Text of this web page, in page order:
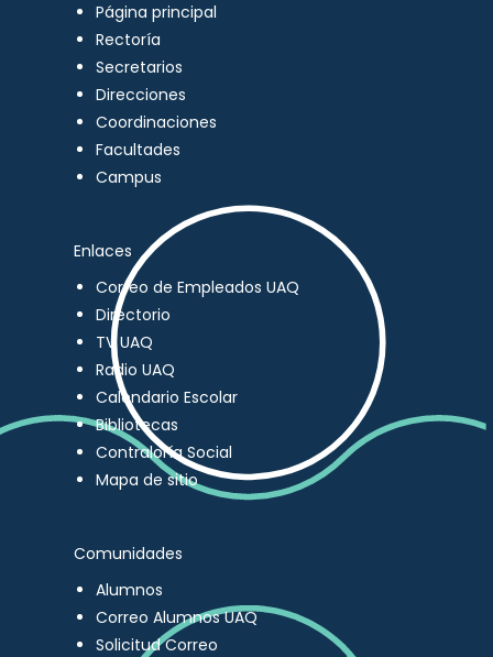
Página principal
Rectoría
Secretarios
Direcciones
Coordinaciones
Facultades
Campus
Enlaces
Correo de Empleados UAQ
Directorio
TV UAQ
Radio UAQ
Calendario Escolar
Bibliotecas
Contraloría Social
Mapa de sitio
Comunidades
Alumnos
Correo Alumnos UAQ
Solicitud Correo